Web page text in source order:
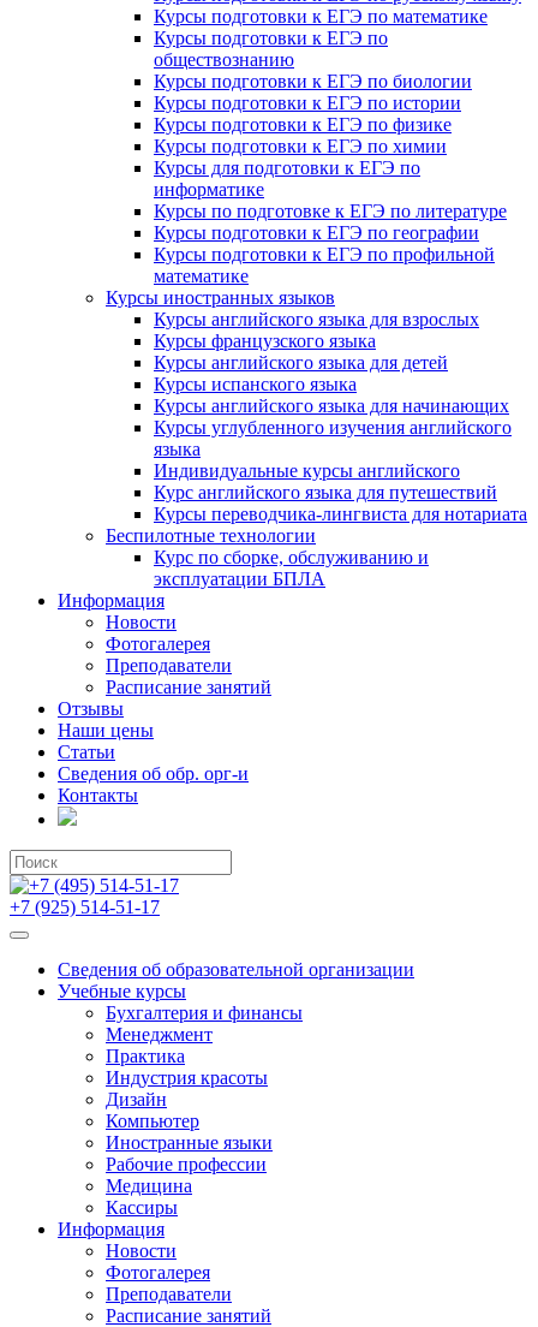
Курсы подготовки к ЕГЭ по математике
Курсы подготовки к ЕГЭ по
обществознанию
Курсы подготовки к ЕГЭ по биологии
Курсы подготовки к ЕГЭ по истории
Курсы подготовки к ЕГЭ по физике
Курсы подготовки к ЕГЭ по химии
Курсы для подготовки к ЕГЭ по
информатике
Курсы по подготовке к ЕГЭ по литературе
Курсы подготовки к ЕГЭ по географии
Курсы подготовки к ЕГЭ по профильной
математике
Курсы иностранных языков
Курсы английского языка для взрослых
Курсы французского языка
Курсы английского языка для детей
Курсы испанского языка
Курсы английского языка для начинающих
Курсы углубленного изучения английского
языка
Индивидуальные курсы английского
Курс английского языка для путешествий
Курсы переводчика-лингвиста для нотариата
Беспилотные технологии
Курс по сборке, обслуживанию и
эксплуатации БПЛА
Информация
Новости
Фотогалерея
Преподаватели
Расписание занятий
Отзывы
Наши цены
Статьи
Сведения об обр. орг-и
Контакты
+7 (495) 514-51-17
+7 (925) 514-51-17
Сведения об образовательной организации
Учебные курсы
Бухгалтерия и финансы
Менеджмент
Практика
Индустрия красоты
Дизайн
Компьютер
Иностранные языки
Рабочие профессии
Медицина
Кассиры
Информация
Новости
Фотогалерея
Преподаватели
Расписание занятий